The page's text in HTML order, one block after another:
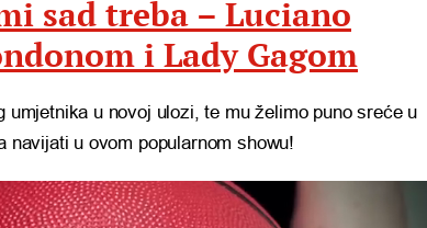
sad treba – Luciano
i Lady Gagom
umjetnika u novoj ulozi, te mu želimo puno sreće u
navijati u ovom popularnom showu!